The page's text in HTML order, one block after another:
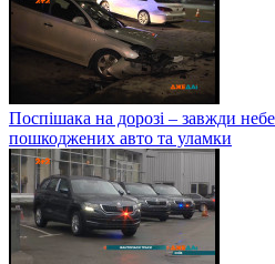
Поспішака на дорозі – завжди
пошкоджених авто та уламки